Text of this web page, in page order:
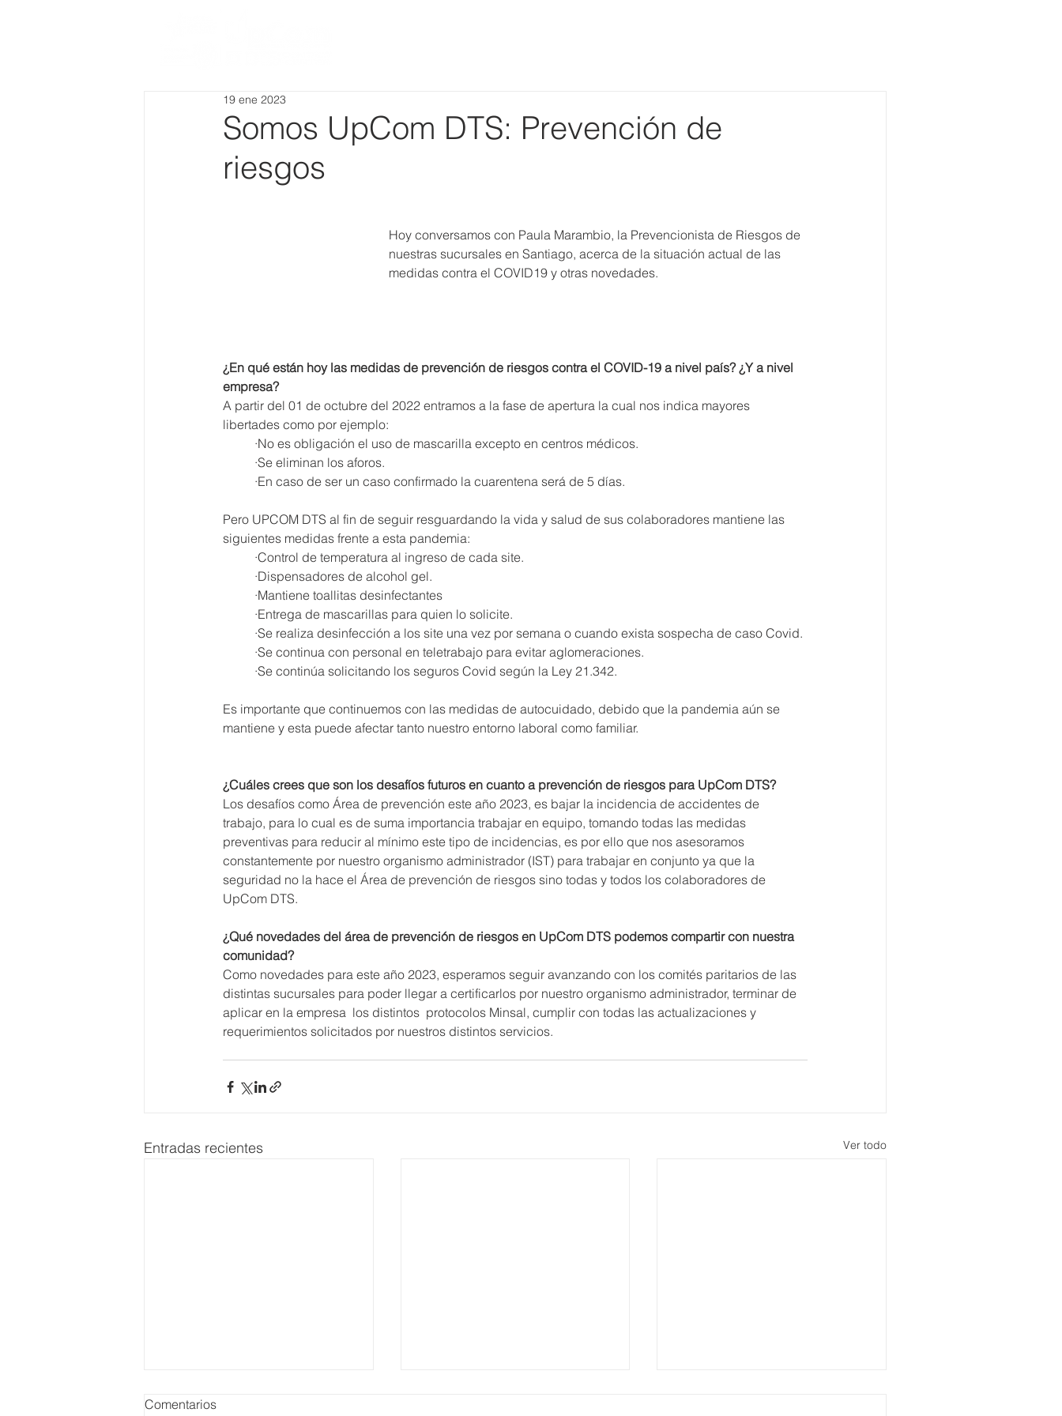
Somos UpCom DTS: Prevención de
riesgos
19 ene 2023
Hoy conversamos con Paula Marambio, la Prevencionista de Riesgos de
nuestras sucursales en Santiago, acerca de la situación actual de las
medidas contra el COVID19 y otras novedades.
¿En qué están hoy las medidas de prevención de riesgos contra el COVID-19 a nivel país? ¿Y a nivel
empresa?
A partir del 01 de octubre del 2022 entramos a la fase de apertura la cual nos indica mayores
libertades como por ejemplo:
	·No es obligación el uso de mascarilla excepto en centros médicos.
	·Se eliminan los aforos.
	·En caso de ser un caso confirmado la cuarentena será de 5 días.
Pero UPCOM DTS al fin de seguir resguardando la vida y salud de sus colaboradores mantiene las
siguientes medidas frente a esta pandemia:
	·Control de temperatura al ingreso de cada site.
	·Dispensadores de alcohol gel.
	·Mantiene toallitas desinfectantes
	·Entrega de mascarillas para quien lo solicite.
	·Se realiza desinfección a los site una vez por semana o cuando exista sospecha de caso Covid.
	·Se continua con personal en teletrabajo para evitar aglomeraciones.
	·Se continúa solicitando los seguros Covid según la Ley 21.342.
Es importante que continuemos con las medidas de autocuidado, debido que la pandemia aún se
mantiene y esta puede afectar tanto nuestro entorno laboral como familiar.
¿Cuáles crees que son los desafíos futuros en cuanto a prevención de riesgos para UpCom DTS?
Los desafíos como Área de prevención este año 2023, es bajar la incidencia de accidentes de
trabajo, para lo cual es de suma importancia trabajar en equipo, tomando todas las medidas
preventivas para reducir al mínimo este tipo de incidencias, es por ello que nos asesoramos
constantemente por nuestro organismo administrador (IST) para trabajar en conjunto ya que la
seguridad no la hace el Área de prevención de riesgos sino todas y todos los colaboradores de
UpCom DTS.
¿Qué novedades del área de prevención de riesgos en UpCom DTS podemos compartir con nuestra
comunidad?
Como novedades para este año 2023, esperamos seguir avanzando con los comités paritarios de las
distintas sucursales para poder llegar a certificarlos por nuestro organismo administrador, terminar de
aplicar en la empresa  los distintos  protocolos Minsal, cumplir con todas las actualizaciones y
requerimientos solicitados por nuestros distintos servicios.
Entradas recientes Ver todo
Comentarios